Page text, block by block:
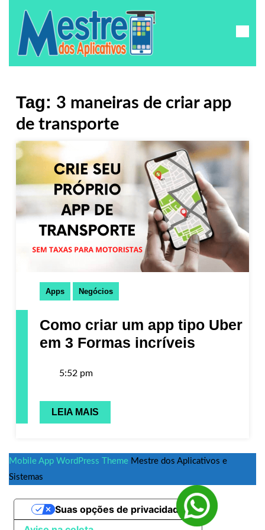
Tag: 3 maneiras de criar app
de transporte
Apps Negócios
Como criar um app tipo Uber
em 3 Formas incríveis
5:52 pm
LEIA MAIS
Mobile App WordPress Theme Mestre dos Aplicativos e
Sistemas
Suas opções de privacidade